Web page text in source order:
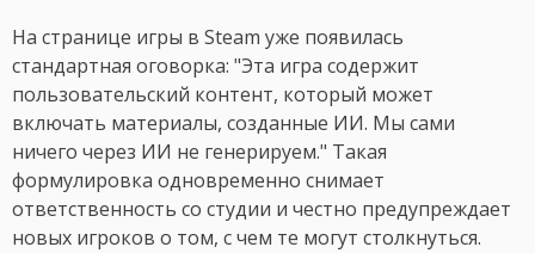
На странице игры в Steam уже появилась
стандартная оговорка: "Эта игра содержит
пользовательский контент, который может
включать материалы, созданные ИИ. Мы сами
ничего через ИИ не генерируем." Такая
формулировка одновременно снимает
ответственность со студии и честно предупреждает
новых игроков о том, с чем те могут столкнуться.